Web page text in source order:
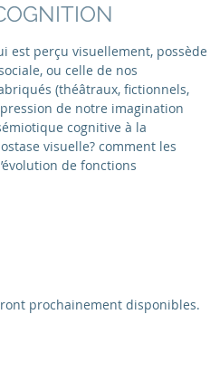
est perçu visuellement, possède
ou celle de nos
(théâtraux, fictionnels,
de notre imagination
cognitive à la
visuelle? comment les
de fonctions
prochainement disponibles.